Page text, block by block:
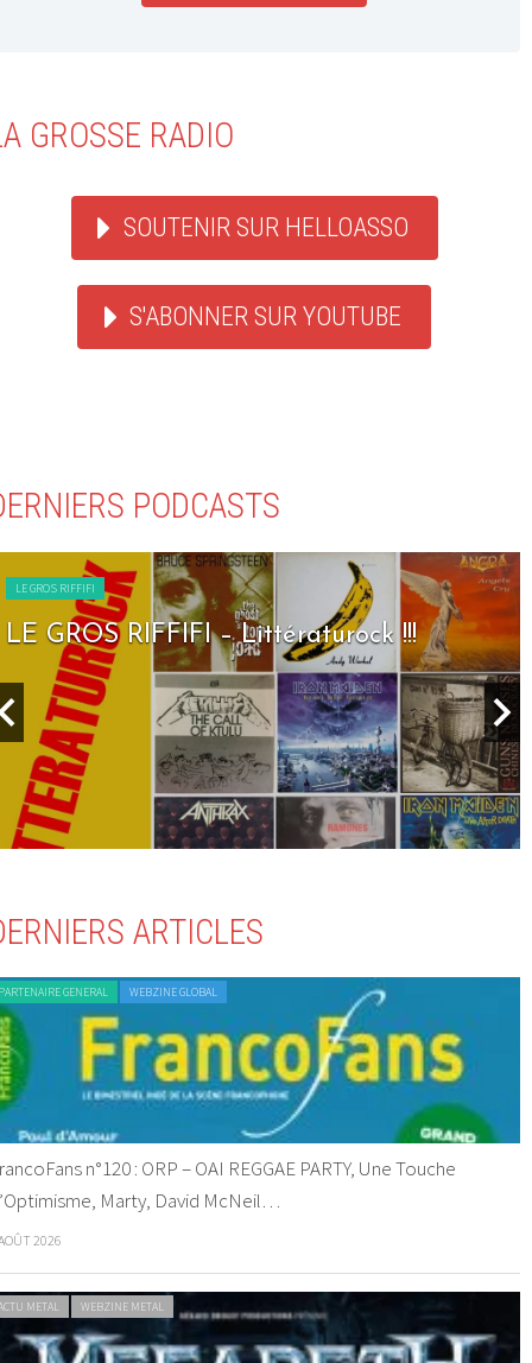
GROSSE RADIO
SOUTENIR SUR HELLOASSO
S'ABONNER SUR YOUTUBE
PODCASTS
LE GROS RIFFIFI
LE GROS RIFFIFI – Littératurock !!!
ARTICLES
GENERAL WEBZINE GLOBAL
n°120 : ORP – OAI REGGAE PARTY, Une Touche
Marty, David McNeil…
2026
METAL WEBZINE METAL